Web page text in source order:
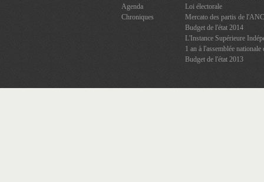
Agenda
Chroniques
Loi électorale
Mercato des partis de l'ANC
Budget de l'état 2014
L'Instance Supérieure
1 an à l'assemblée nationale
Budget de l'état 2013